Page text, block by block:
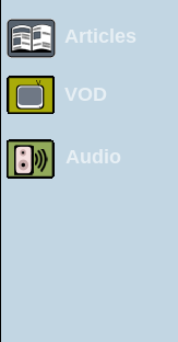
Articles
VOD
Audio